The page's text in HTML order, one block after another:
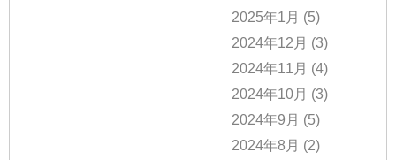
2025年1月 (5)
2024年12月 (3)
2024年11月 (4)
2024年10月 (3)
2024年9月 (5)
2024年8月 (2)